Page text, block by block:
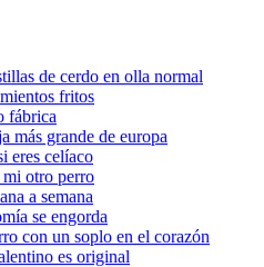
de cerdo en olla normal
fritos
fábrica
más grande de europa
eres celíaco
otro perro
a semana
se engorda
con un soplo en el corazón
es original